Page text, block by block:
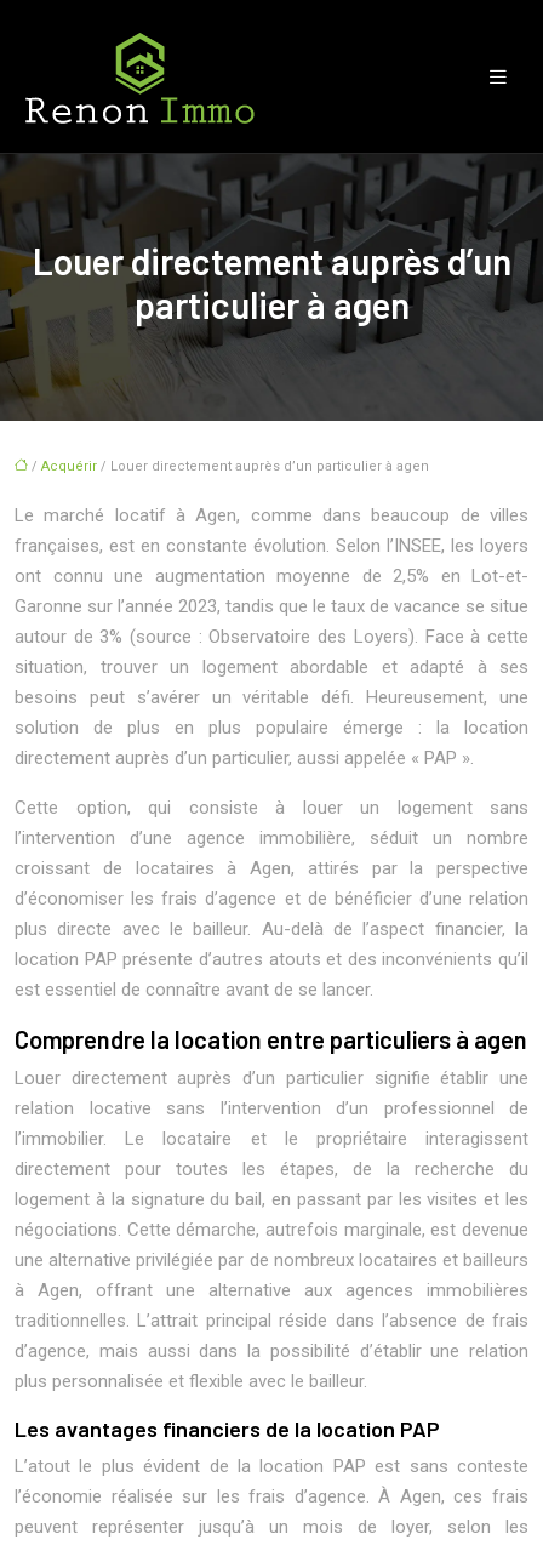
Louer directement auprès d’un
particulier à agen
/ Acquérir / Louer directement auprès d’un particulier à agen
Le marché locatif à Agen, comme dans beaucoup de villes
françaises, est en constante évolution. Selon l’INSEE, les loyers
ont connu une augmentation moyenne de 2,5% en Lot-et-
Garonne sur l’année 2023, tandis que le taux de vacance se situe
autour de 3% (source : Observatoire des Loyers). Face à cette
situation, trouver un logement abordable et adapté à ses
besoins peut s’avérer un véritable défi. Heureusement, une
solution de plus en plus populaire émerge : la location
directement auprès d’un particulier, aussi appelée « PAP ».
Cette option, qui consiste à louer un logement sans
l’intervention d’une agence immobilière, séduit un nombre
croissant de locataires à Agen, attirés par la perspective
d’économiser les frais d’agence et de bénéficier d’une relation
plus directe avec le bailleur. Au-delà de l’aspect financier, la
location PAP présente d’autres atouts et des inconvénients qu’il
est essentiel de connaître avant de se lancer.
Comprendre la location entre particuliers à agen
Louer directement auprès d’un particulier signifie établir une
relation locative sans l’intervention d’un professionnel de
l’immobilier. Le locataire et le propriétaire interagissent
directement pour toutes les étapes, de la recherche du
logement à la signature du bail, en passant par les visites et les
négociations. Cette démarche, autrefois marginale, est devenue
une alternative privilégiée par de nombreux locataires et bailleurs
à Agen, offrant une alternative aux agences immobilières
traditionnelles. L’attrait principal réside dans l’absence de frais
d’agence, mais aussi dans la possibilité d’établir une relation
plus personnalisée et flexible avec le bailleur.
Les avantages financiers de la location PAP
L’atout le plus évident de la location PAP est sans conteste
l’économie réalisée sur les frais d’agence. À Agen, ces frais
peuvent représenter jusqu’à un mois de loyer, selon les